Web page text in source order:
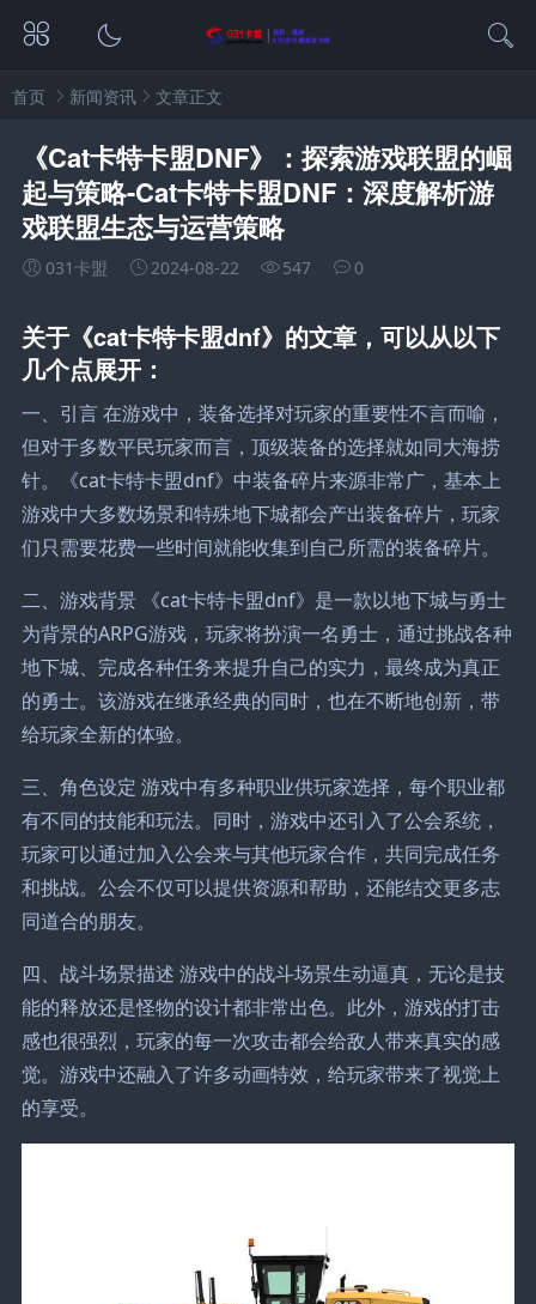
首页 新闻资讯 文章正文
《Cat卡特卡盟DNF》：探索游戏联盟的崛
起与策略-Cat卡特卡盟DNF：深度解析游
戏联盟生态与运营策略
031卡盟 2024-08-22 547 0
关于《cat卡特卡盟dnf》的文章，可以从以下
几个点展开：
一、引言 在游戏中，装备选择对玩家的重要性不言而喻，
但对于多数平民玩家而言，顶级装备的选择就如同大海捞
针。《cat卡特卡盟dnf》中装备碎片来源非常广，基本上
游戏中大多数场景和特殊地下城都会产出装备碎片，玩家
们只需要花费一些时间就能收集到自己所需的装备碎片。
二、游戏背景 《cat卡特卡盟dnf》是一款以地下城与勇士
为背景的ARPG游戏，玩家将扮演一名勇士，通过挑战各种
地下城、完成各种任务来提升自己的实力，最终成为真正
的勇士。该游戏在继承经典的同时，也在不断地创新，带
给玩家全新的体验。
三、角色设定 游戏中有多种职业供玩家选择，每个职业都
有不同的技能和玩法。同时，游戏中还引入了公会系统，
玩家可以通过加入公会来与其他玩家合作，共同完成任务
和挑战。公会不仅可以提供资源和帮助，还能结交更多志
同道合的朋友。
四、战斗场景描述 游戏中的战斗场景生动逼真，无论是技
能的释放还是怪物的设计都非常出色。此外，游戏的打击
感也很强烈，玩家的每一次攻击都会给敌人带来真实的感
觉。游戏中还融入了许多动画特效，给玩家带来了视觉上
的享受。